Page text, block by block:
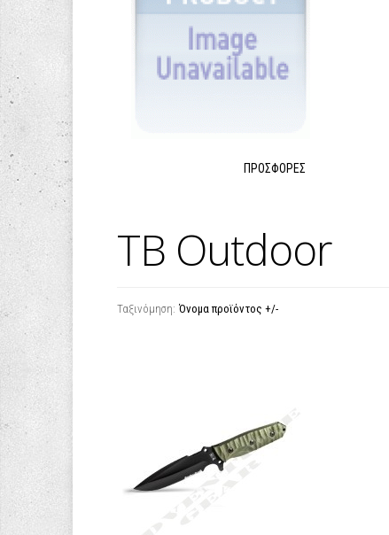
ΠΡΟΣΦΟΡΈΣ
TB Outdoor
Ταξινόμηση: Όνομα προϊόντος +/-